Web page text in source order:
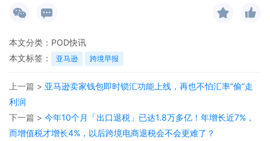
——“亚马逊分级与转售”（Amazon Grade and
逊，由平台进行质量评估和重新包装，后以“翻
新”、“二手”或“开箱”等状态再度上架销售
元
本文分类： POD快讯
本文标签：
亚马逊 跨境早报
上一篇 > 亚马逊卖家钱包即时锁汇功能上线，再也不怕汇率“偷”走
利润
下一篇 > 今年10个月「出口退税」已达1.8万多亿！年增长近7%，
而增值税才增长4%，以后跨境电商退税会不会更难了？